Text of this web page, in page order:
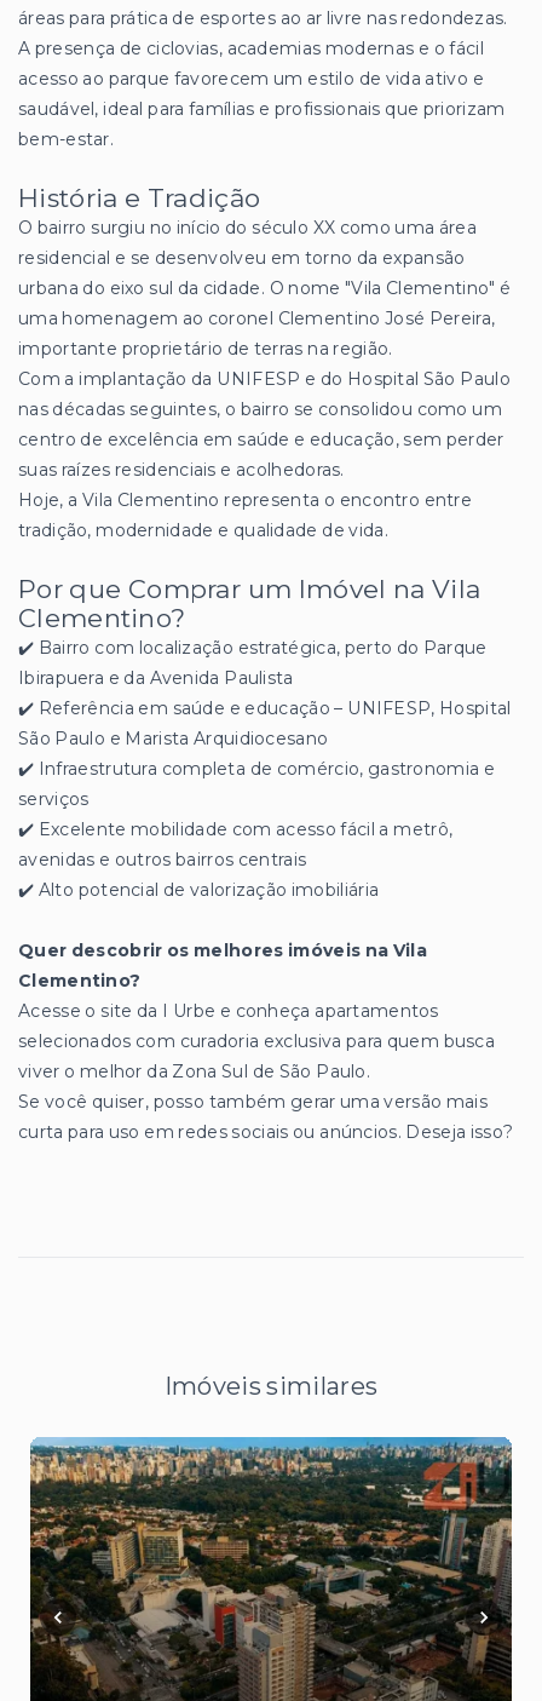
áreas para prática de esportes ao ar livre nas redondezas.
A presença de ciclovias, academias modernas e o fácil
acesso ao parque favorecem um estilo de vida ativo e
saudável, ideal para famílias e profissionais que priorizam
bem-estar.
História e Tradição
O bairro surgiu no início do século XX como uma área
residencial e se desenvolveu em torno da expansão
urbana do eixo sul da cidade. O nome "Vila Clementino" é
uma homenagem ao coronel Clementino José Pereira,
importante proprietário de terras na região.
Com a implantação da UNIFESP e do Hospital São Paulo
nas décadas seguintes, o bairro se consolidou como um
centro de excelência em saúde e educação, sem perder
suas raízes residenciais e acolhedoras.
Hoje, a Vila Clementino representa o encontro entre
tradição, modernidade e qualidade de vida.
Por que Comprar um Imóvel na Vila
Clementino?
✔️ Bairro com localização estratégica, perto do Parque
Ibirapuera e da Avenida Paulista
✔️ Referência em saúde e educação – UNIFESP, Hospital
São Paulo e Marista Arquidiocesano
✔️ Infraestrutura completa de comércio, gastronomia e
serviços
✔️ Excelente mobilidade com acesso fácil a metrô,
avenidas e outros bairros centrais
✔️ Alto potencial de valorização imobiliária
Quer descobrir os melhores imóveis na Vila
Clementino?
Acesse o site da I Urbe e conheça apartamentos
selecionados com curadoria exclusiva para quem busca
viver o melhor da Zona Sul de São Paulo.
Se você quiser, posso também gerar uma versão mais
curta para uso em redes sociais ou anúncios. Deseja isso?
Imóveis similares